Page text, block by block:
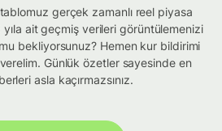
gerçek zamanlı reel piyasa
yıla ait geçmiş verileri görüntülemenizi
bekliyorsunuz? Hemen kur bildirimi
Günlük özetler sayesinde en
asla kaçırmazsınız.